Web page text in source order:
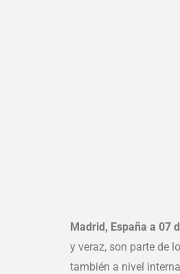
Madrid, España a 07
y veraz, son parte de
también a nivel